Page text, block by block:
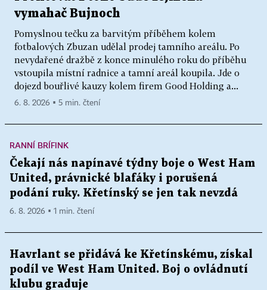
vymahač Bujnoch
Pomyslnou tečku za barvitým příběhem kolem
fotbalových Zbuzan udělal prodej tamního areálu. Po
nevydařené dražbě z konce minulého roku do příběhu
vstoupila místní radnice a tamní areál koupila. Jde o
dojezd bouřlivé kauzy kolem firem Good Holding a...
6. 8. 2026 ▪ 5 min. čtení
RANNÍ BRÍFINK
Čekají nás napínavé týdny boje o West Ham
United, právnické blafáky i porušená
podání ruky. Křetínský se jen tak nevzdá
6. 8. 2026 ▪ 1 min. čtení
Havrlant se přidává ke Křetínskému, získal
podíl ve West Ham United. Boj o ovládnutí
klubu graduje